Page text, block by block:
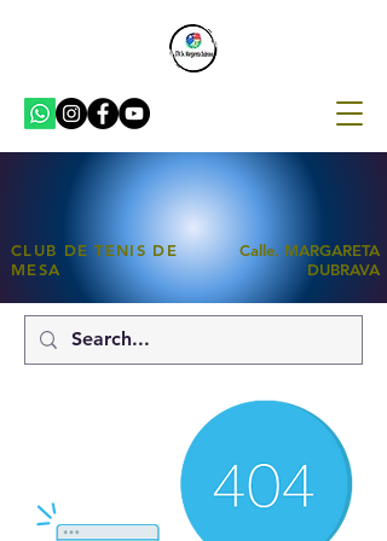
CLUB DE TENIS DE
MESA
Calle. MARGARETA
DUBRAVA